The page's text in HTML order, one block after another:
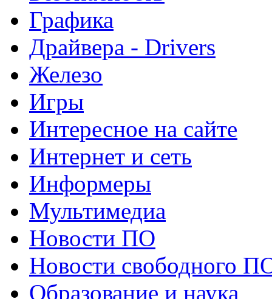
Графика
Драйвера - Drivers
Железо
Игры
Интересное на сайте
Интернет и сеть
Информеры
Мультимедиа
Новости ПО
Новости свободного
Образование и наука